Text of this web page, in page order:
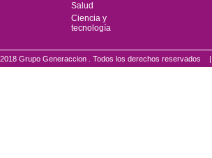
Salud
Ciencia y
tecnología
2018 Grupo Generaccion . Todos los derechos reservados |